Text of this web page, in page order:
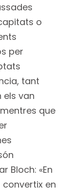
o
per
tant
els van
que
Bloch: «En
en